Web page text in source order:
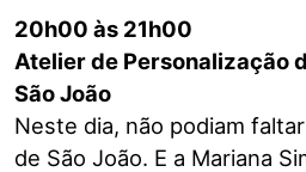
20h00 às 21h00
Atelier de Personalização
São João
Neste dia, não podiam
de São João. E a Mariana